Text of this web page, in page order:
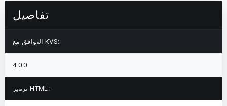
تفاصيل
التوافق مع KVS:
4.0.0
ترميز HTML: